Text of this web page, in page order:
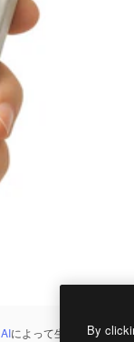
AIによって生成されたもの
By